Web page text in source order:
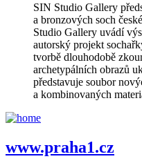
SIN Studio Gallery
a bronzových soch
Studio Gallery uvádí
autorský projekt
tvorbě dlouhodobě
archetypálních obrazů
představuje soubor
a kombinovaných
www.praha1.cz